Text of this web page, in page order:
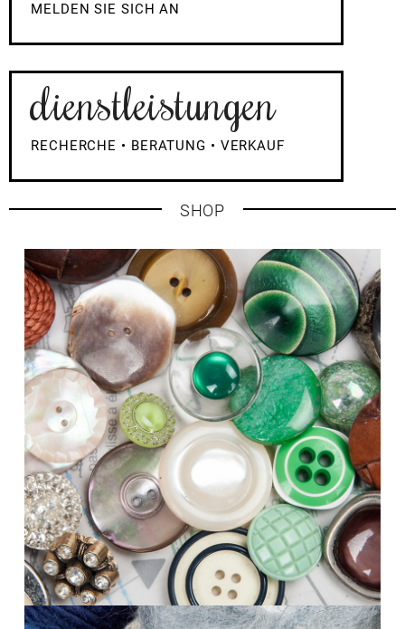
MELDEN SIE SICH AN
dienstleistungen
RECHERCHE • BERATUNG • VERKAUF
SHOP